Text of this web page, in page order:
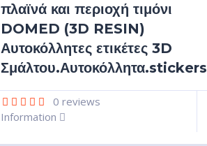
πλαϊνά και περιοχή τιμόνι
DOMED (3D RESIN)
Αυτοκόλλητες ετικέτες 3D
Σμάλτου.Αυτοκόλλητα.stickers
0 reviews
Information